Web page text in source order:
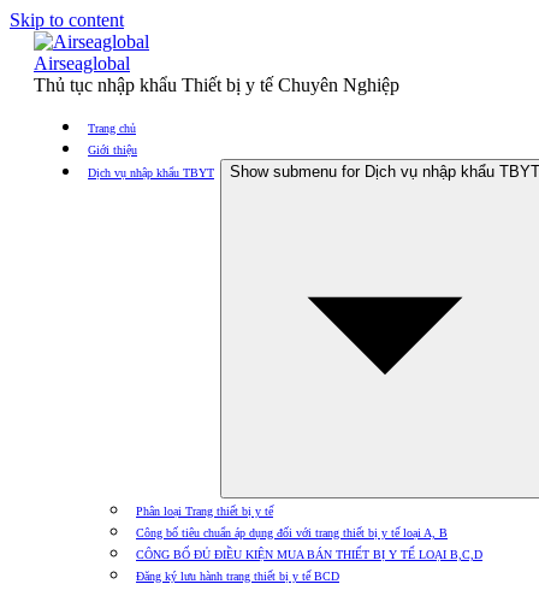
Skip to content
Airseaglobal
Thủ tục nhập khẩu Thiết bị y tế Chuyên Nghiệp
Trang chủ
Giới thiệu
Dịch vụ nhập khẩu TBYT
Show submenu for Dịch vụ nhập khẩu TBYT
Phân loại Trang thiết bị y tế
Công bố tiêu chuẩn áp dụng đối với trang thiết bị y tế loại A, B
CÔNG BỐ ĐỦ ĐIỀU KIỆN MUA BÁN THIẾT BỊ Y TẾ LOẠI B,C,D
Đăng ký lưu hành trang thiết bị y tế BCD